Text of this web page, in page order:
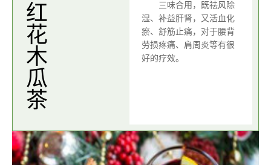
红花木瓜茶
三味合用，既祛风除
湿、补益肝肾，又活血化
瘀、舒筋止痛，对于腰背
劳损疼痛、肩周炎等有很
好的疗效。